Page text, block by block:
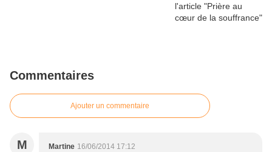
Commentaires
Ajouter un commentaire
M Martine 16/06/2014 17:12